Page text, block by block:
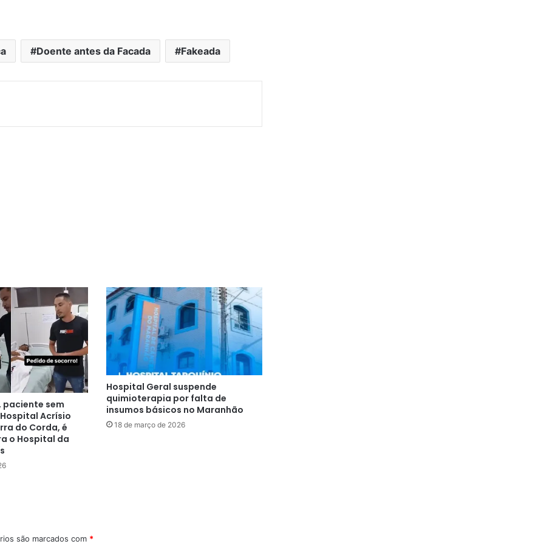
Doente antes da Facada Fakeada
paciente sem
Acrísio
do Corda, é
o Hospital da
Hospital Geral suspende
quimioterapia por falta de
insumos básicos no Maranhão
18 de março de 2026
são marcados com *